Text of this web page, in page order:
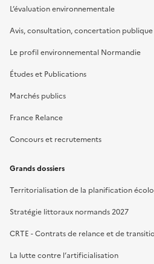
L’évaluation environnementale
Avis, consultation, concertation publique
Le profil environnemental Normandie
Études et Publications
Marchés publics
France Relance
Concours et recrutements
Grands dossiers
Territorialisation de la planification
Stratégie littoraux normands 2027
CRTE - Contrats de relance et de
La lutte contre l’artificialisation